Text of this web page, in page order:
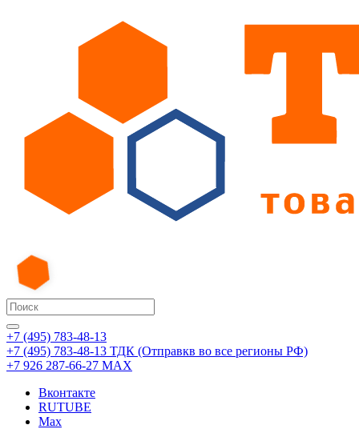
+7 (495) 783-48-13
+7 (495) 783-48-13 ТДК (Отправкв во все регионы РФ)
+7 926 287-66-27 МАХ
Вконтакте
RUTUBE
Max